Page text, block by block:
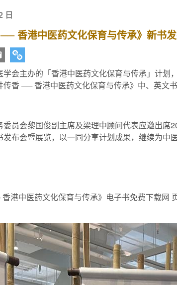
日
── 香港中医药文化保育与传承》新书
学会主办的「香港中医药文化保育与传承」计
香 ── 香港中医药文化保育与传承》中、英文
委员会黎国俊副主席及梁理中顾问代表应邀出
布会暨展览，以一同分享计划成果，继续为中
香港中医药文化保育与传承》电子书免费下载网